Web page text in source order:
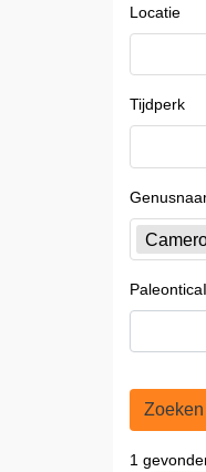
Locatie
Tijdperk
Zoeken
1